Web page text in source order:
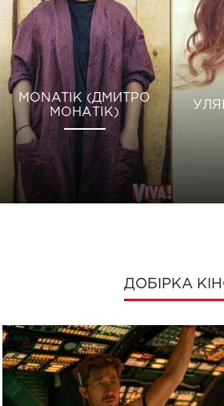
MONATIK (ДМИТРО
МОНАТІК)
ДОБІРКА